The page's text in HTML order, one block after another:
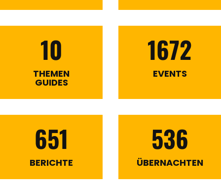
10
THEMEN
GUIDES
1672
EVENTS
651
BERICHTE
536
ÜBERNACHTEN